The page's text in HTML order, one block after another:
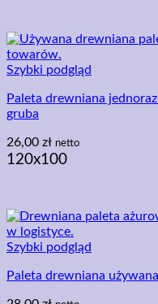
Szybki podgląd
Paleta drewniana
gruba
26,00 zł netto
120x100
Szybki podgląd
Paleta drewniana